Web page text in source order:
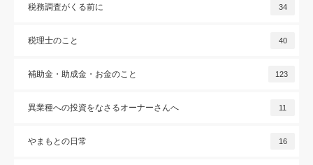
税務調査がくる前に 34
税理士のこと 40
補助金・助成金・お金のこと 123
異業種への投資をなさるオーナーさんへ 11
やまもとの日常 16